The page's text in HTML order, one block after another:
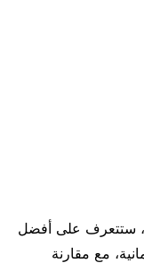
ستتعرف على أفضل
مع مقارنة